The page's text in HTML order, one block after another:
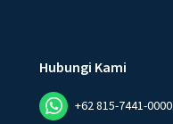
Hubungi Kami
+62 815-7441-0000